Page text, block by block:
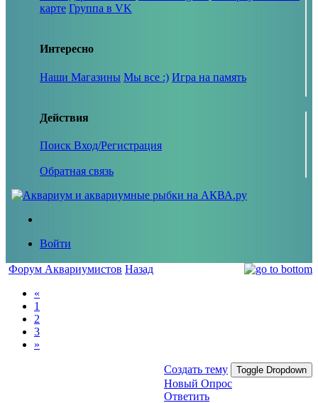
карте Группа в VK
Интересно
Наши Магазины Мы все :) Игра на память
Действия
Поиск Вход/Регистрация
Обратная связь
Войти
Форум Аквариумистов Назад
«
1
2
3
»
Создать тему Toggle Dropdown
Новый Опрос
Ответить